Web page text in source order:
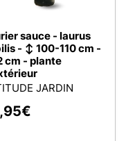
sauce - laurus
- ↕ 100-110 cm -
cm - plante
JARDIN
€